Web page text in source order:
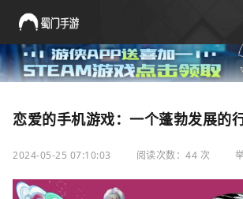
恋爱的手机游戏：一个蓬勃发展的
2024-05-25 07:10:03 阅读次数：44 次